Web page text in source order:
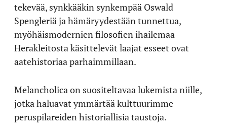
tekevää, synkkääkin synkempää Oswald
Spengleriä ja hämäryydestään tunnettua,
myöhäismodernien filosofien ihailemaa
Herakleitosta käsittelevät laajat esseet ovat
aatehistoriaa parhaimmillaan.
Melancholica on suositeltavaa lukemista niille,
jotka haluavat ymmärtää kulttuurimme
peruspilareiden historiallisia taustoja.